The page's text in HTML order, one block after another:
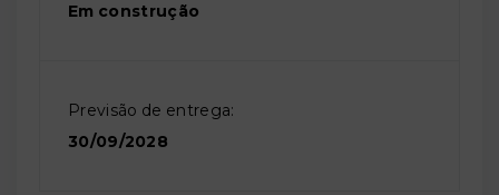
Em construção
Previsão de entrega:
30/09/2028